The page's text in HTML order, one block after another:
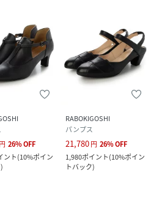
円 26%OFF
ント(10%ポイン
)
RABOKIGOSHI
パンプス
21,780円 26%OFF
1,980ポイント(10%ポイン
トバック)